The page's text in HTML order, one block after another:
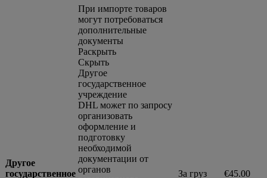
Другое
государственное
При импорте товаров
могут потребоваться
дополнительные
документы
Раскрыть
Скрыть
Другое
государственное
учреждение
DHL может по запросу
организовать
оформление и
подготовку
необходимой
документации от
органов
За груз €45.00